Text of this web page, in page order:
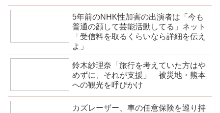
5年前のNHK性加害の出演者は「今も
普通の顔して芸能活動してる」ネット
「受信料を取るくらいなら詳細を伝え
よ」
鈴木紗理奈「旅行を考えていた方はや
めずに、それが支援」 被災地・熊本
への観光を呼びかけ
カズレーザー、車の任意保険を巡り持